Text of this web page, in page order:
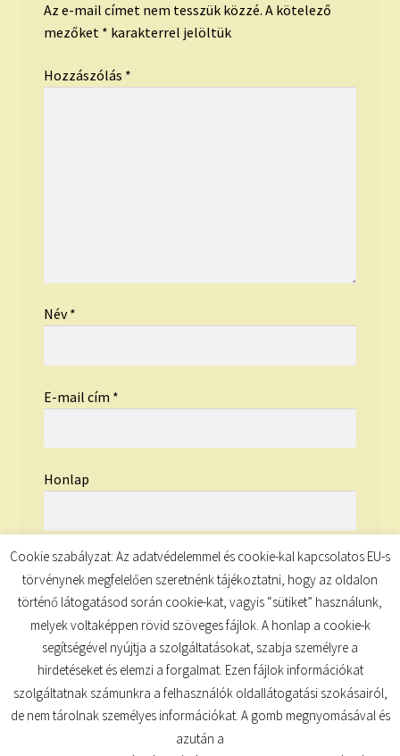
Az e-mail címet nem tesszük közzé. A kötelező
mezőket * karakterrel jelöltük
Hozzászólás *
Név*
E-mail cím *
Honlap
© TUDATKULCS 2026
Cookie szabályzat: Az adatvédelemmel és cookie-kal kapcsolatos EU-s
törvénynek megfelelően szeretnénk tájékoztatni, hogy az oldalon
történő látogatásod során cookie-kat, vagyis “sütiket” használunk,
melyek voltaképpen rövid szöveges fájlok. A honlap a cookie-k
segítségével nyújtja a szolgáltatásokat, szabja személyre a
hirdetéseket és elemzi a forgalmat. Ezen fájlok információkat
szolgáltatnak számunkra a felhasználók oldallátogatási szokásairól,
de nem tárolnak személyes információkat. A gomb megnyomásával és
azután a